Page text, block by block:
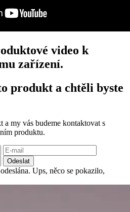
video k
zařízení.
produkt a chtěli byste
a my vás budeme kontaktovat s
produktu.
Odeslat
Ups, něco se pokazilo,